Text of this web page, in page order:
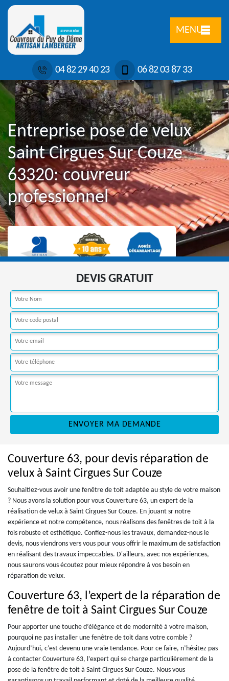
MENU
04 82 29 40 23 06 82 03 87 33
Entreprise pose de velux
Saint Cirgues Sur Couze
63320: couvreur
professionnel
DEVIS GRATUIT
Couverture 63, pour devis réparation de
velux à Saint Cirgues Sur Couze
Souhaitiez-vous avoir une fenêtre de toit adaptée au style de votre maison
? Nous avons la solution pour vous Couverture 63, un expert de la
réalisation de velux à Saint Cirgues Sur Couze. En jouant sr notre
expérience et notre compétence, nous réalisons des fenêtres de toit à la
fois robuste et esthétique. Confiez-nous les travaux, demandez-nous le
devis, nous viendrons vers vous pour vous offrir le maximum de satisfaction
en réalisant des travaux impeccables. D'ailleurs, avec nos expériences,
nous saurons vous écoutez pour mieux répondre à vos besoin en
réparation de velux.
Couverture 63, l’expert de la réparation de
fenêtre de toit à Saint Cirgues Sur Couze
Pour apporter une touche d’élégance et de modernité à votre maison,
pourquoi ne pas installer une fenêtre de toit dans votre comble ?
Aujourd’hui, c’est devenu une vraie tendance. Pour ce faire, n’hésitez pas
à contacter Couverture 63, l’expert qui se charge particulièrement de la
pose de la fenêtre de toit à Saint Cirgues Sur Couze. Nous vous